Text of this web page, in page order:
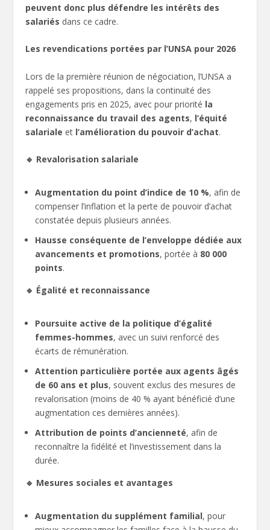
peuvent donc plus défendre les intérêts des
salariés dans ce cadre.
Les revendications portées par l’UNSA pour 2026
Lors de la première réunion de négociation, l’UNSA a
rappelé ses propositions, dans la continuité des
engagements pris en 2025, avec pour priorité la
reconnaissance du travail des agents, l’équité
salariale et l’amélioration du pouvoir d’achat.
🔹 Revalorisation salariale
Augmentation du point d’indice de 10 %, afin de
compenser l’inflation et la perte de pouvoir d’achat
constatée depuis plusieurs années.
Hausse conséquente de l’enveloppe dédiée aux
avancements et promotions, portée à 80 000
points.
🔹 Égalité et reconnaissance
Poursuite active de la politique d’égalité
femmes-hommes, avec un suivi renforcé des
écarts de rémunération.
Attention particulière portée aux agents âgés
de 60 ans et plus, souvent exclus des mesures de
revalorisation (moins de 40 % ayant bénéficié d’une
augmentation ces dernières années).
Attribution de points d’ancienneté, afin de
reconnaître la fidélité et l’investissement dans la
durée.
🔹 Mesures sociales et avantages
Augmentation du supplément familial, pour